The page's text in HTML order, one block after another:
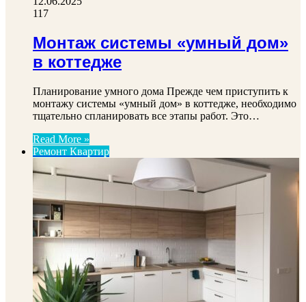
117
Монтаж системы «умный дом»
в коттедже
Планирование умного дома Прежде чем приступить к
монтажу системы «умный дом» в коттедже, необходимо
тщательно спланировать все этапы работ. Это…
Read More »
Ремонт Квартир